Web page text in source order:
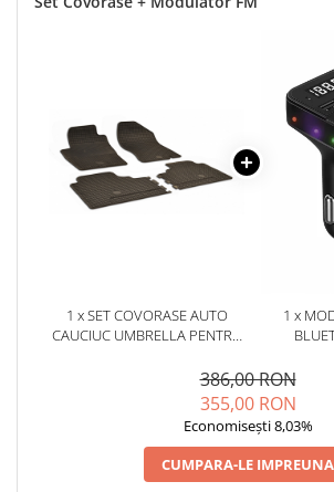
1 x SET COVORASE AUTO
CAUCIUC UMBRELLA PENTRU
PATHFINDER (2007-2012)
1 x
386,00 RON
355,00 RON
Economisești 8,03%
CUMPARA-LE IMPREUNA